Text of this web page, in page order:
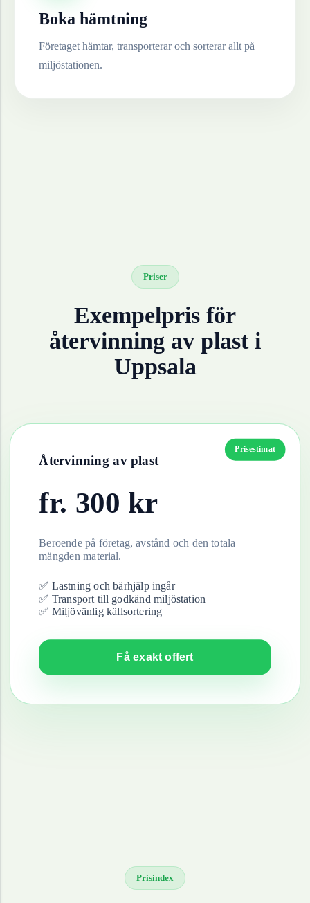
Boka hämtning
Företaget hämtar, transporterar och sorterar allt på
miljöstationen.
Priser
Exempelpris för
återvinning av plasti
Uppsala
Prisestimat
Återvinning av plast
fr. 300 kr
Beroende på företag, avstånd och den totala
mängden material.
✅ Lastning och bärhjälp ingår
✅ Transport till godkänd miljöstation
✅ Miljövänlig källsortering
Få exakt offert
Prisindex